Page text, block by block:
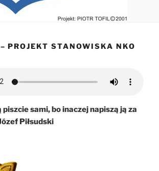
PROJEKT STANOWISKA NKO
sami, bo inaczej napiszą ją za
Piłsudski